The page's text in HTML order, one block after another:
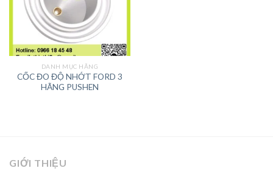
DANH MỤC HÃNG
CỐC ĐO ĐỘ NHỚT FORD 3
HÃNG PUSHEN
GIỚI THIỆU